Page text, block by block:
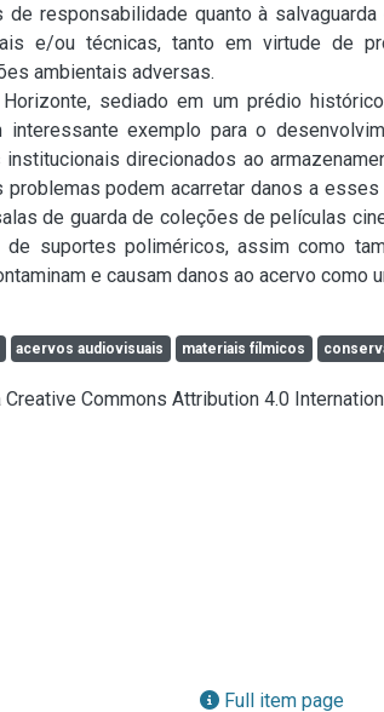
responsabilidade quanto à salvaguarda
e/ou técnicas, tanto em virtude de
ambientais adversas.
sediado em um prédio histórico
exemplo para o
direcionados ao
podem acarretar danos a esses
de guarda de coleções de películas
suportes poliméricos, assim como
e causam danos ao acervo como
acervos audiovisuais materiais fílmicos
Commons Attribution 4.0
Full item page